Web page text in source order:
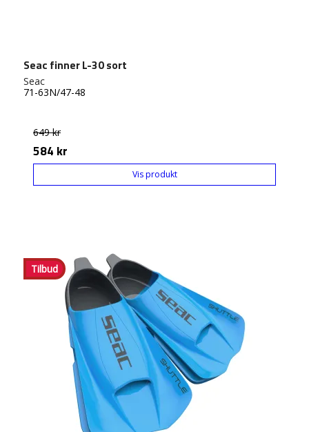
Seac finner L-30 sort
Seac
71-63N/47-48
649 kr
584 kr
Vis produkt
Tilbud